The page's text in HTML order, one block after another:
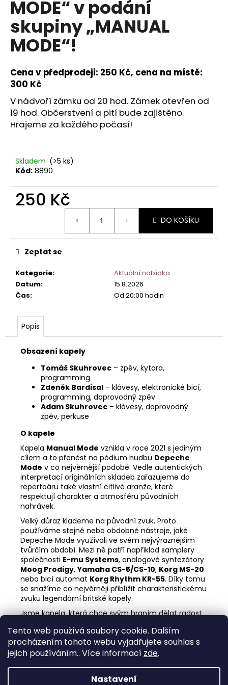
Tento web používá soubory cookie. Dalším
procházením tohoto webu vyjadřujete souhlas s
jejich používáním.. Více informací zde.
Nastavení
MODE“ v podání
skupiny „MANUAL
MODE“!
Cena v předprodeji: 250 Kč, cena na místě:
300 Kč
V nádvoří zámku od 20 hod. Zámek otevřen od
19 hod. Občerstvení a pití bude zajištěno.
Hrajeme za každého počasí!
Skladem (>5 ks)
Kód: 8890
250 Kč
DO KOŠÍKU
Kategorie:
Aktuální nabídka
Datum:
15.8.2026
Čas: Od 20:00 hodin
Zeptat se
Popis
Obsazení kapely
Tomáš Skuhrovec – zpěv, kytara,
programming
Zdeněk Bardisal – klávesy, elektronické bicí,
programming, doprovodný zpěv
Adam Skuhrovec – klávesy, doprovodný
zpěv, perkuse
O kapele
Kapela Manual Mode vznikla v roce 2021 s jediným
cílem a to přenést na pódium hudbu Depeche
Mode v co nejvěrnější podobě. Vedle autentických
interpretací originálních skladeb zařazujeme do
repertoáru také vlastní citlivé aranže, které
respektují charakter a atmosféru původních
nahrávek.
Velký důraz klademe na původní zvuk. Proto
používáme stejné nebo obdobné nástroje, jaké
Depeche Mode využívali ve svém nejvýraznějším
tvůrčím období. Mezi ně patří například samplery
společnosti E-mu Systems, analogové syntezátory
Moog Prodigy,Yamaha CS-5/CS-10, Korg MS-20
nebo bicí automat Korg Rhythm KR-55. Díky tomu
se snažíme co nejvěrněji přiblížit charakteristickému
zvuku legendární britské kapely.
Jsme kapela, která chce svým hraním dělat radost
zároveň tím vyjádřitobdiv a úctuk legendární
tvorběDepeche Mode.
📍 Datum konání: 15. 8. 2026 od 20:00
a
j
í
t
?
HLEDAT